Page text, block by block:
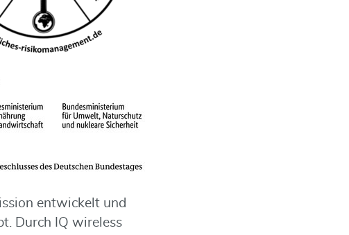
entwickelt und
Durch IQ wireless